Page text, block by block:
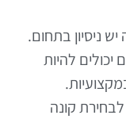
ניסיון בתחום.
יכולים להיות
קונה